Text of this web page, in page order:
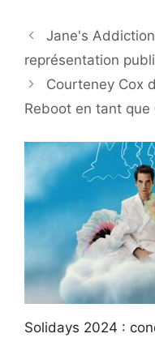
Jane's
représentation
Courteney Cox
Reboot en tant que
Solidays 2024 :